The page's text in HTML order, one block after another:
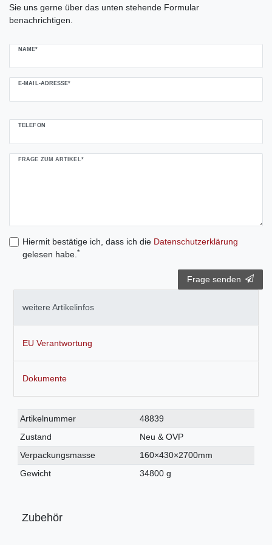
Sie uns gerne über das unten stehende Formular
benachrichtigen.
NAME*
E-MAIL-ADRESSE*
TELEFON
FRAGE ZUM ARTIKEL*
Hiermit bestätige ich, dass ich die Daten­schutz­erklärung
gelesen habe. *
Frage senden
weitere Artikelinfos
EU Verantwortung
Dokumente
Technisches
Merkmal
Wert
Artikelnummer
48839
Zustand
Neu & OVP
Verpackungsmasse
160×430×2700mm
Gewicht
34800 g
Zubehör